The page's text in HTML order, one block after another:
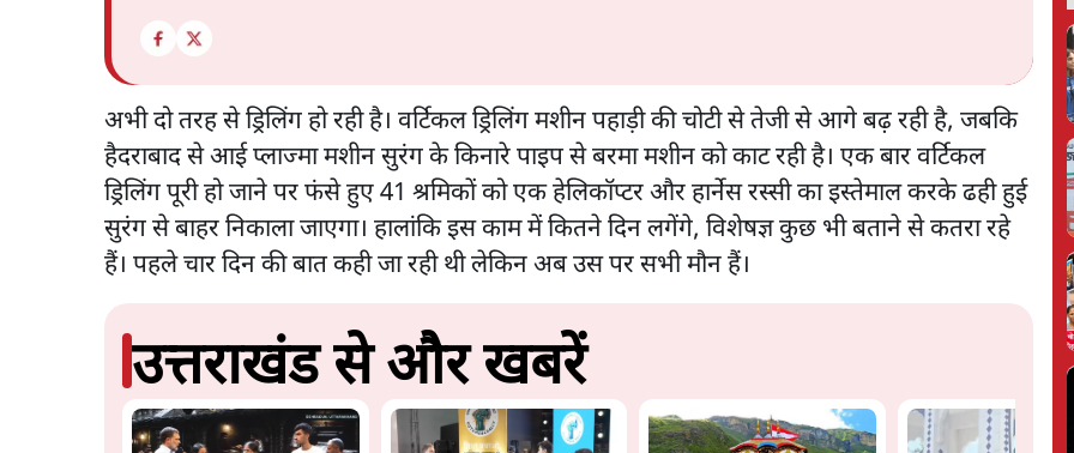
अभी दो तरह से ड्रिलिंग हो रही है। वर्टिकल ड्रिलिंग मशीन पहाड़ी की चोटी से तेजी से आगे बढ़ रही है, जबकि
हैदराबाद से आई प्लाज्मा मशीन सुरंग के किनारे पाइप से बरमा मशीन को काट रही है। एक बार वर्टिकल
ड्रिलिंग पूरी हो जाने पर फंसे हुए 41 श्रमिकों को एक हेलिकॉप्टर और हार्नेस रस्सी का इस्तेमाल करके ढही हुई
सुरंग से बाहर निकाला जाएगा। हालांकि इस काम में कितने दिन लगेंगे, विशेषज्ञ कुछ भी बताने से कतरा रहे
हैं। पहले चार दिन की बात कही जा रही थी लेकिन अब उस पर सभी मौन हैं।
उत्तराखंड से और खबरें